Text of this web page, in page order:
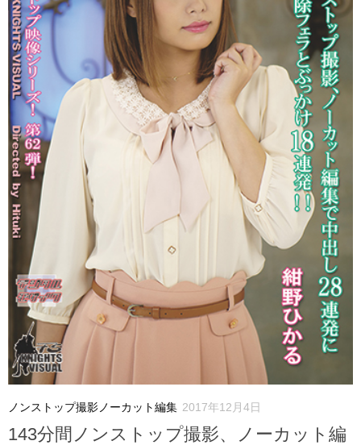
ノンストップ撮影ノーカット編集 2017年12月4日
143分間ノンストップ撮影、ノーカット編